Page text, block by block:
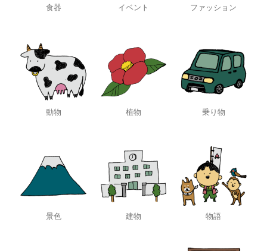
食器 イベント ファッション
動物 植物 乗り物
景色 建物 物語